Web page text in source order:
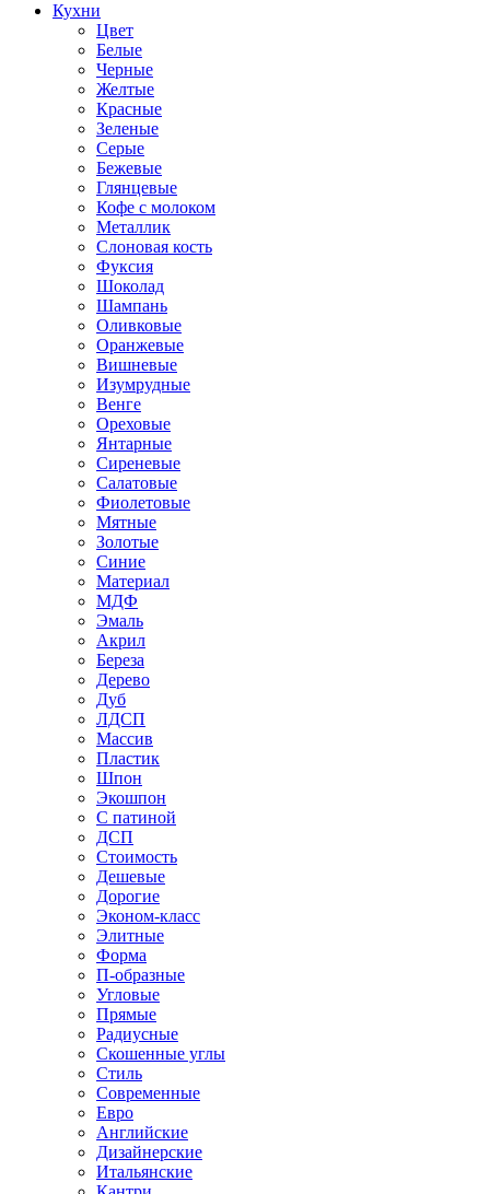
Кухни
Цвет
Белые
Черные
Желтые
Красные
Зеленые
Серые
Бежевые
Глянцевые
Кофе с молоком
Металлик
Слоновая кость
Фуксия
Шоколад
Шампань
Оливковые
Оранжевые
Вишневые
Изумрудные
Венге
Ореховые
Янтарные
Сиреневые
Салатовые
Фиолетовые
Мятные
Золотые
Синие
Материал
МДФ
Эмаль
Акрил
Береза
Дерево
Дуб
ЛДСП
Массив
Пластик
Шпон
Экошпон
С патиной
ДСП
Стоимость
Дешевые
Дорогие
Эконом-класс
Элитные
Форма
П-образные
Угловые
Прямые
Радиусные
Скошенные углы
Стиль
Современные
Евро
Английские
Дизайнерские
Итальянские